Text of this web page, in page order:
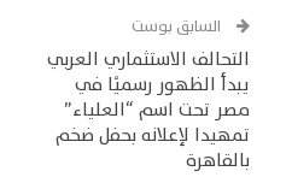
السابق بوست
التحالف الاستثماري العربي
يبدأ الظهور رسميًا في
مصر تحت اسم “العلياء”
تمهيدا لإعلانه بحفل ضخم
بالقاهرة